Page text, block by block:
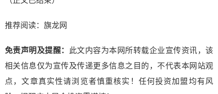
推荐阅读： 旗龙网
免责声明及提醒：
此文内容为本网所转载企业宣传资讯，该
相关信息仅为宣传及传递更多信息之目的，不代表本网站观
点，文章真实性请浏览者慎重核实！任何投资加盟均有风